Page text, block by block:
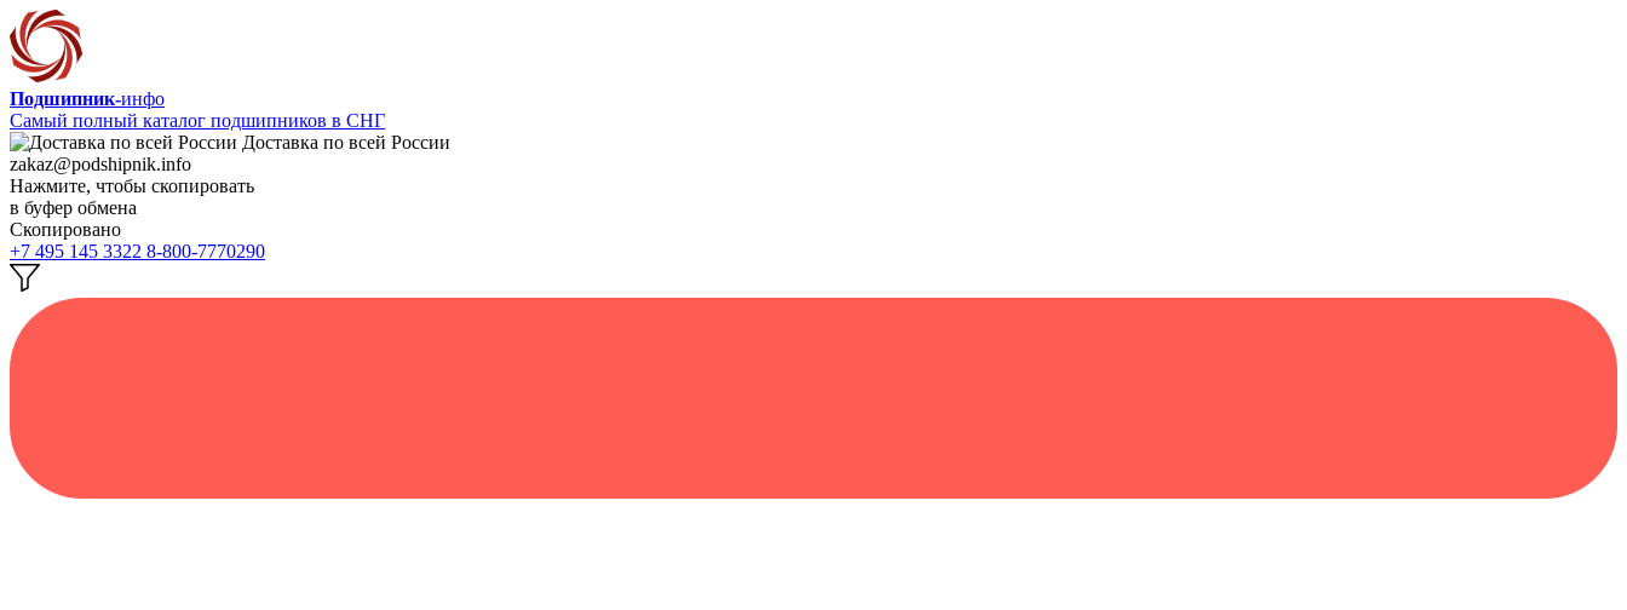
Подшипник-инфо
Самый полный каталог подшипников в СНГ
Доставка по всей России
zakaz@podshipnik.info
Нажмите, чтобы скопировать
в буфер обмена
Скопировано
+7 495 145 3322 8-800-7770290